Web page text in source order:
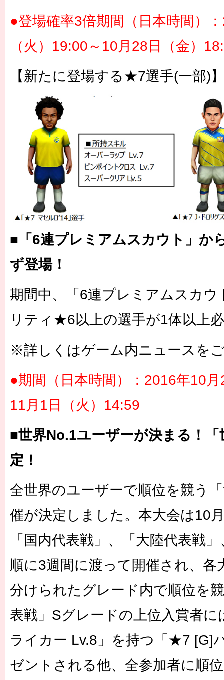
●登場確率3倍期間（日本時間）
（火）19:00～10月28日（金）
【新たに登場する★7選手(一部)
■「6連プレミアムスカウト」か
ず登場！
期間中、「6連プレミアムスカ
リティ★6以上の選手が1体以上
※詳しくはゲーム内ニュースを
●期間（日本時間）：2016年10
11月1日（火）14:59
■世界No.1ユーザーが決まる！「
定！
全世界のユーザーで順位を競う
催が決定しました。本大会は10
「国内代表戦」、「大陸代表戦
順に3週間に渡って開催され、各
分けられたグレード内で順位を
表戦」Sグレードの上位入賞者
ライカー Lv.8」を持つ「★7 [G]
ゼントされる他、全参加者に順